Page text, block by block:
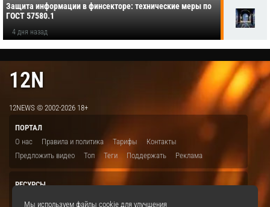
Защита информации в финсекторе: технические меры по
ГОСТ 57580.1
4 дня назад
12N
12NEWS © 2002-2026 18+
ПОРТАЛ
О нас
Правила и политика Тарифы
Контакты
Предложить видео
Топ Теги Поддержать Реклама
РЕСУРСЫ
Мы используем файлы cookie для улучшения